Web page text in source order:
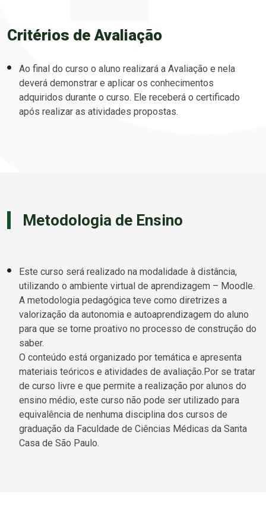
Critérios de Avaliação
Ao final do curso o aluno realizará a Avaliação e nela
deverá demonstrar e aplicar os conhecimentos
adquiridos durante o curso. Ele receberá o certificado
após realizar as atividades propostas.
Metodologia de Ensino
Este curso será realizado na modalidade à distância,
utilizando o ambiente virtual de aprendizagem – Moodle.
A metodologia pedagógica teve como diretrizes a
valorização da autonomia e autoaprendizagem do aluno
para que se torne proativo no processo de construção do
saber.
O conteúdo está organizado por temática e apresenta
materiais teóricos e atividades de avaliação.Por se tratar
de curso livre e que permite a realização por alunos do
ensino médio, este curso não pode ser utilizado para
equivalência de nenhuma disciplina dos cursos de
graduação da Faculdade de Ciências Médicas da Santa
Casa de São Paulo.